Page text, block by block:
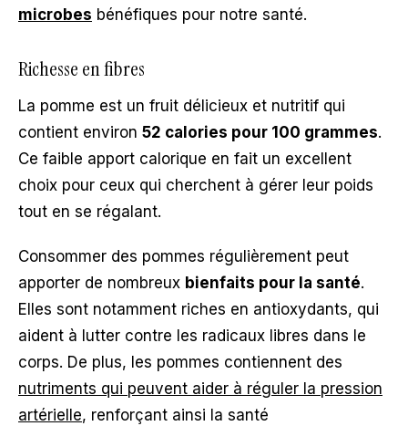
microbes bénéfiques pour notre santé.
Richesse en fibres
La pomme est un fruit délicieux et nutritif qui
contient environ 52 calories pour 100 grammes.
Ce faible apport calorique en fait un excellent
choix pour ceux qui cherchent à gérer leur poids
tout en se régalant.
Consommer des pommes régulièrement peut
apporter de nombreux bienfaits pour la santé.
Elles sont notamment riches en antioxydants, qui
aident à lutter contre les radicaux libres dans le
corps. De plus, les pommes contiennent des
nutriments qui peuvent aider à réguler la pression
artérielle, renforçant ainsi la santé